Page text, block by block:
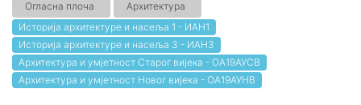
Огласна плоча
Архитектура
Историја архитектуре и насеља 1 - ИАН1
Историја архитектуре и насеља 3 - ИАН3
Архитектура и умјетност Старог вијека - ОА19АУСВ
Архитектура и умјетност Новог вијека - ОА19АУНВ